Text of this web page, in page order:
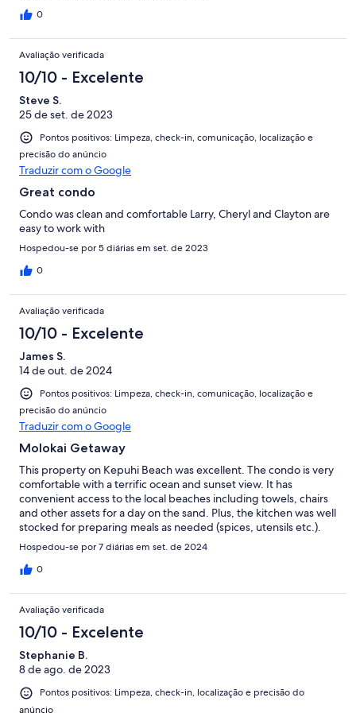
0
Avaliação verificada
10/10 - Excelente
Steve S.
25 de set. de 2023
Pontos positivos: Limpeza, check-in, comunicação, localização e
precisão do anúncio
Traduzir com o Google
Great condo
Condo was clean and comfortable Larry, Cheryl and Clayton are
easy to work with
Hospedou-se por 5 diárias em set. de 2023
0
Avaliação verificada
10/10 - Excelente
James S.
14 de out. de 2024
Pontos positivos: Limpeza, check-in, comunicação, localização e
precisão do anúncio
Traduzir com o Google
Molokai Getaway
This property on Kepuhi Beach was excellent. The condo is very
comfortable with a terrific ocean and sunset view. It has
convenient access to the local beaches including towels, chairs
and other assets for a day on the sand. Plus, the kitchen was well
stocked for preparing meals as needed (spices, utensils etc.).
Hospedou-se por 7 diárias em set. de 2024
0
Avaliação verificada
10/10 - Excelente
Stephanie B.
8 de ago. de 2023
Pontos positivos: Limpeza, check-in, localização e precisão do
anúncio